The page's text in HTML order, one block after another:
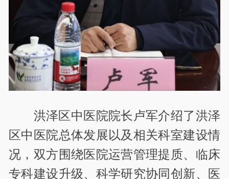
洪泽区中医院院长卢军介绍了洪泽
区中医院总体发展以及相关科室建设情
况，双方围绕医院运营管理提质、临床
专科建设升级、科学研究协同创新、医